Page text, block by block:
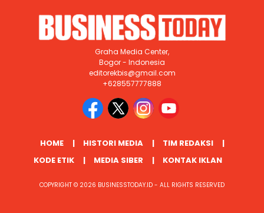
Graha Media Center,
Bogor - Indonesia
editorekbis@gmail.com
+628557777888
HOME HISTORI MEDIA
TIM REDAKSI
KODE ETIK
MEDIA SIBER KONTAK IKLAN
COPYRIGHT © 2026 BUSINESSTODAY.ID - ALL RIGHTS RESERVED